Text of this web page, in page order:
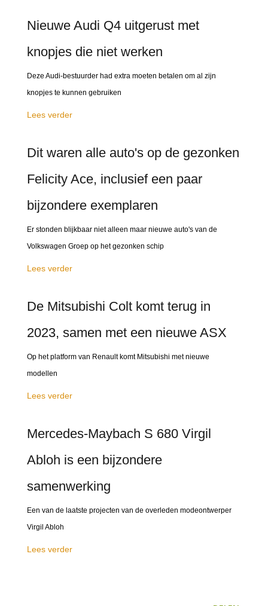
Nieuwe Audi Q4 uitgerust met
knopjes die niet werken
Deze Audi-bestuurder had extra moeten betalen om al zijn
knopjes te kunnen gebruiken
Lees verder
Dit waren alle auto's op de gezonken
Felicity Ace, inclusief een paar
bijzondere exemplaren
Er stonden blijkbaar niet alleen maar nieuwe auto's van de
Volkswagen Groep op het gezonken schip
Lees verder
De Mitsubishi Colt komt terug in
2023, samen met een nieuwe ASX
Op het platform van Renault komt Mitsubishi met nieuwe
modellen
Lees verder
Mercedes-Maybach S 680 Virgil
Abloh is een bijzondere
samenwerking
Een van de laatste projecten van de overleden modeontwerper
Virgil Abloh
Lees verder